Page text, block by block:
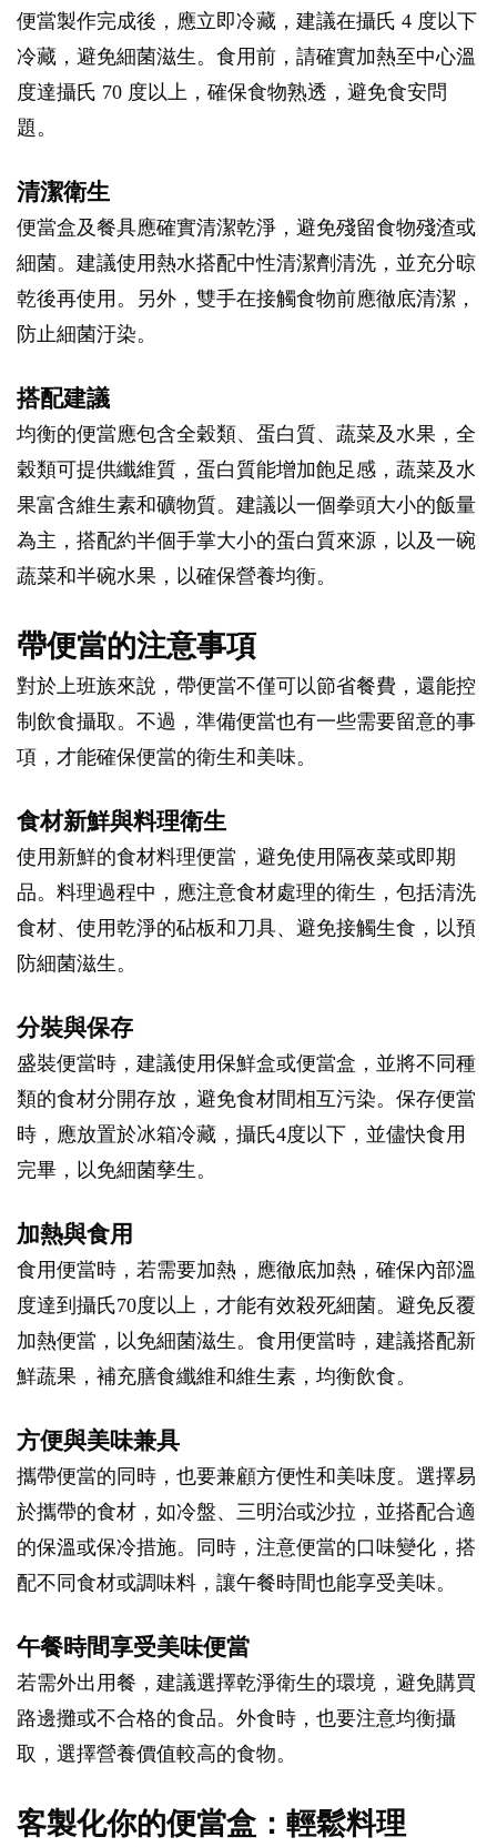
便當製作完成後，應立即冷藏，建議在攝氏 4 度以下
冷藏，避免細菌滋生。食用前，請確實加熱至中心溫
度達攝氏 70 度以上，確保食物熟透，避免食安問
題。
清潔衛生
便當盒及餐具應確實清潔乾淨，避免殘留食物殘渣或
細菌。建議使用熱水搭配中性清潔劑清洗，並充分晾
乾後再使用。另外，雙手在接觸食物前應徹底清潔，
防止細菌汙染。
搭配建議
均衡的便當應包含全穀類、蛋白質、蔬菜及水果，全
穀類可提供纖維質，蛋白質能增加飽足感，蔬菜及水
果富含維生素和礦物質。建議以一個拳頭大小的飯量
為主，搭配約半個手掌大小的蛋白質來源，以及一碗
蔬菜和半碗水果，以確保營養均衡。
帶便當的注意事項
對於上班族來說，帶便當不僅可以節省餐費，還能控
制飲食攝取。不過，準備便當也有一些需要留意的事
項，才能確保便當的衛生和美味。
食材新鮮與料理衛生
使用新鮮的食材料理便當，避免使用隔夜菜或即期
品。料理過程中，應注意食材處理的衛生，包括清洗
食材、使用乾淨的砧板和刀具、避免接觸生食，以預
防細菌滋生。
分裝與保存
盛裝便當時，建議使用保鮮盒或便當盒，並將不同種
類的食材分開存放，避免食材間相互污染。保存便當
時，應放置於冰箱冷藏，攝氏4度以下，並儘快食用
完畢，以免細菌孳生。
加熱與食用
食用便當時，若需要加熱，應徹底加熱，確保內部溫
度達到攝氏70度以上，才能有效殺死細菌。避免反覆
加熱便當，以免細菌滋生。食用便當時，建議搭配新
鮮蔬果，補充膳食纖維和維生素，均衡飲食。
方便與美味兼具
攜帶便當的同時，也要兼顧方便性和美味度。選擇易
於攜帶的食材，如冷盤、三明治或沙拉，並搭配合適
的保溫或保冷措施。同時，注意便當的口味變化，搭
配不同食材或調味料，讓午餐時間也能享受美味。
午餐時間享受美味便當
若需外出用餐，建議選擇乾淨衛生的環境，避免購買
路邊攤或不合格的食品。外食時，也要注意均衡攝
取，選擇營養價值較高的食物。
客製化你的便當盒：輕鬆料理